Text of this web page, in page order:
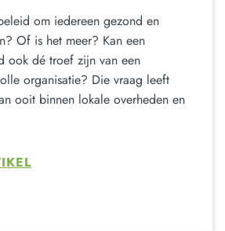
om iedereen gezond en
Of is het meer? Kan een
ook dé troef zijn van een
organisatie? Die vraag leeft
ooit binnen lokale overheden en